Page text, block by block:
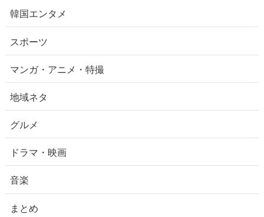
韓国エンタメ
スポーツ
マンガ・アニメ・特撮
地域ネタ
グルメ
ドラマ・映画
音楽
まとめ